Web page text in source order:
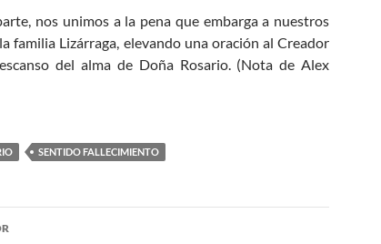
nos unimos a la pena que embarga a nuestros
familia Lizárraga, elevando una oración al Creador
del alma de Doña Rosario. (Nota de Alex
SENTIDO FALLECIMIENTO